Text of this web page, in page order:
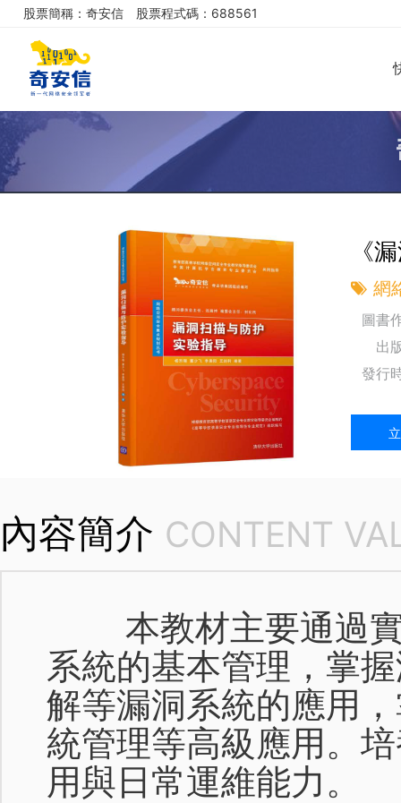
股票簡稱：奇安信 股票程式碼：688561
《
網
圖書
出
發行
內容簡介 CONTENT
本教材主要通過實
系統的基本管理，掌
解等漏洞系統的應用
統管理等高級應用。
用與日常運維能力。